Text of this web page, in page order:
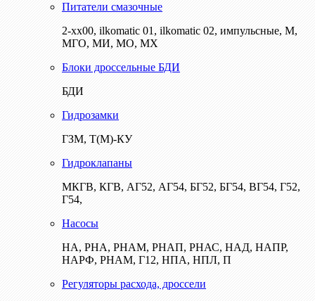
Питатели смазочные
2-хх00, ilkomatic 01, ilkomatic 02, импульсные, М,
МГО, МИ, МО, МХ
Блоки дроссельные БДИ
БДИ
Гидрозамки
ГЗМ, Т(М)-КУ
Гидроклапаны
МКГВ, КГВ, АГ52, АГ54, БГ52, БГ54, ВГ54, Г52,
Г54,
Насосы
НА, РНА, РНАМ, РНАП, РНАС, НАД, НАПР,
НАРФ, РНАМ, Г12, НПА, НПЛ, П
Регуляторы расхода, дроссели